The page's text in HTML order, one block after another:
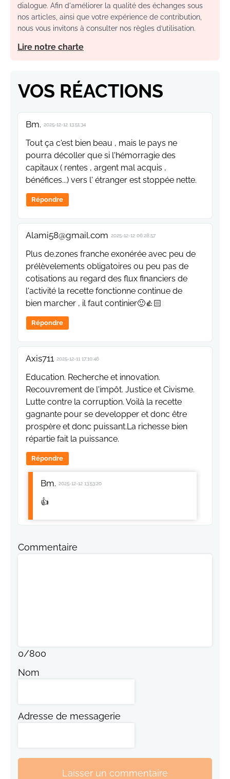
dialogue. Afin d'améliorer la qualité des échanges sous
nos articles, ainsi que votre expérience de contribution,
nous vous invitons à consulter nos règles d’utilisation.
Lire notre charte
VOS RÉACTIONS
Bm. 2025-12-12 13:51:34
Tout ça c'est bien beau , mais le pays ne
pourra décoller que si l'hémorragie des
capitaux ( rentes , argent mal acquis ,
bénéfices...) vers l' étranger est stoppée nette.
Répondre
Alami58@gmail.com 2025-12-12 06:28:57
Plus de.zones franche exonérée avec peu de
prélèvelements obligatoires ou peu pas de
cotisations au regard des flux financiers de
l'activité la recette fonctionne continue de
bien marcher , il faut continier🙂👍🏻
Répondre
Axis711 2025-12-11 17:10:46
Education. Recherche et innovation.
Recouvrement de l'impôt. Justice et Civisme.
Lutte contre la corruption. Voilà la recette
gagnante pour se developper et donc être
prospère et donc puissant.La richesse bien
répartie fait la puissance.
Répondre
Bm. 2025-12-12 13:53:20
👍
Commentaire
0/800
Nom
Adresse de messagerie
Laisser un commentaire